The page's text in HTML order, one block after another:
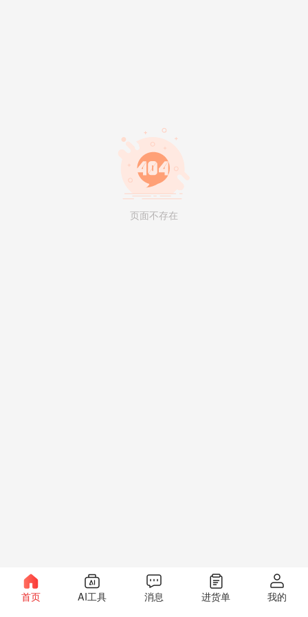
页面不存在
首页 AI工具 消息 进货单 我的